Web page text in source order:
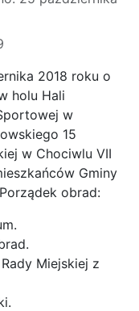
2018 roku o
holu Hali
w
15
w Chociwlu VII
Gminy
obrad:
Miejskiej z